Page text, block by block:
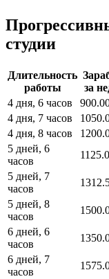
студии
Длительность
работы
за
4 дня, 6 часов
4 дня, 7 часов
4 дня, 8 часов
5 дней, 6
часов
5 дней, 7
часов
5 дней, 8
часов
6 дней, 6
часов
6 дней, 7
часов